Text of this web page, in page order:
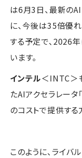
は6月3日、最新の
に、今後は35倍優
する予定で、2026
います。
インテル＜INTC＞
たAIアクセラレータ
のコストで提供する
このように、ライ